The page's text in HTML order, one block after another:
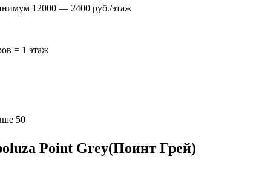
12000 — 2400 руб./этаж
= 1 этаж
50
Point Grey(Поинт Грей)